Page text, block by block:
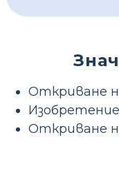
Откриване
Откриване